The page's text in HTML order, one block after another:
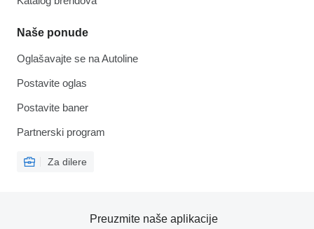
Naše ponude
Oglašavajte se na Autoline
Postavite oglas
Postavite baner
Partnerski program
Za dilere
Preuzmite naše aplikacije